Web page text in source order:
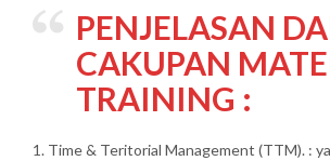
PENJELASAN
CAKUPAN
TRAINING :
1. Time & Teritorial Management (TTM). :